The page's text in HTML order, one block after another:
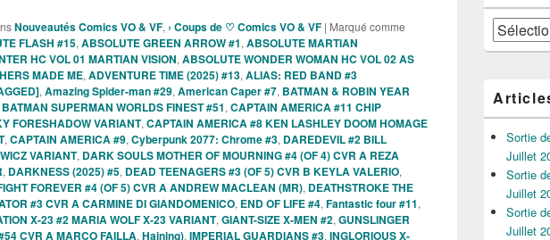
Nouveautés Comics VO & VF, › Coups de ♡ Comics VO & VF | Marqué comme
FLASH #15, ABSOLUTE GREEN ARROW #1, ABSOLUTE MARTIAN
HC VOL 01 MARTIAN VISION, ABSOLUTE WONDER WOMAN HC VOL 02 AS
MADE ME, ADVENTURE TIME (2025) #13, ALIAS: RED BAND #3
, Amazing Spider-man #29, American Caper #7, BATMAN & ROBIN YEAR
BATMAN SUPERMAN WORLDS FINEST #51, CAPTAIN AMERICA #11 CHIP
FORESHADOW VARIANT, CAPTAIN AMERICA #8 KEN LASHLEY DOOM HOMAGE
, CAPTAIN AMERICA #9, Cyberpunk 2077: Chrome #3, DAREDEVIL #2 BILL
VARIANT, DARK SOULS MOTHER OF MOURNING #4 (OF 4) CVR A REZA
, DARKNESS (2025) #5, DEAD TEENAGERS #3 (OF 5) CVR B KEYLA VALERIO,
FOREVER #4 (OF 5) CVR A ANDREW MACLEAN (MR), DEATHSTROKE THE
#3 CVR A CARMINE DI GIANDOMENICO, END OF LIFE #4, Fantastic four #11,
X-23 #2 MARIA WOLF X-23 VARIANT, GIANT-SIZE X-MEN #2, GUNSLINGER
CVR A MARCO FAILLA, Haining), IMPERIAL GUARDIANS #3, INGLORIOUS X-
Archives
Sortie
Juillet
Sortie
Juillet
Sortie
Juillet